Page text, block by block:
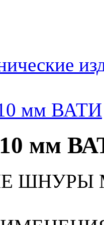
мм ВАТИ
мм
ШНУРЫ